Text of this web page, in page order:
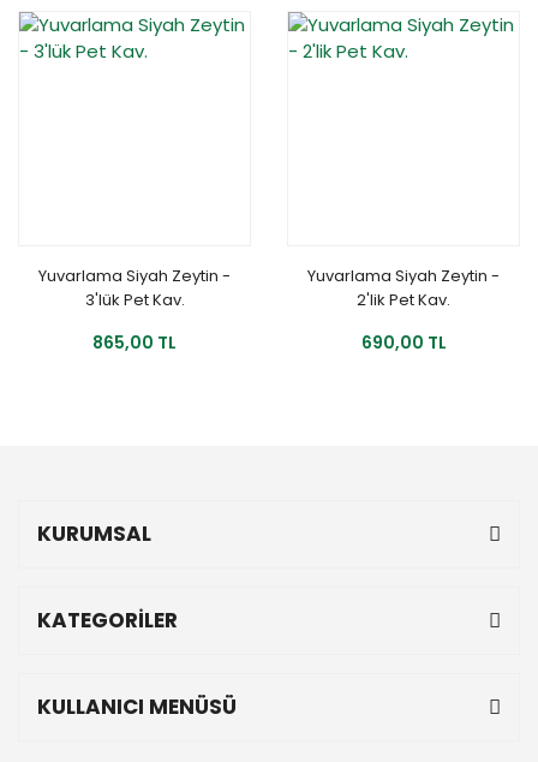
Yuvarlama Siyah Zeytin -
3'lük Pet Kav.
865,00 TL
Yuvarlama Siyah Zeytin -
2'lik Pet Kav.
690,00 TL
KURUMSAL
KATEGORİLER
KULLANICI MENÜSÜ